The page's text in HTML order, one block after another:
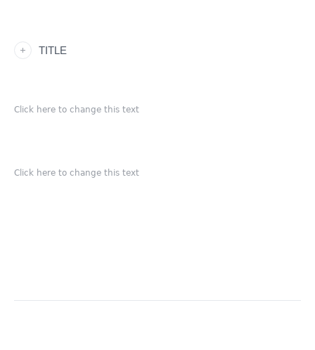
TITLE
Click here to change this text
Click here to change this text